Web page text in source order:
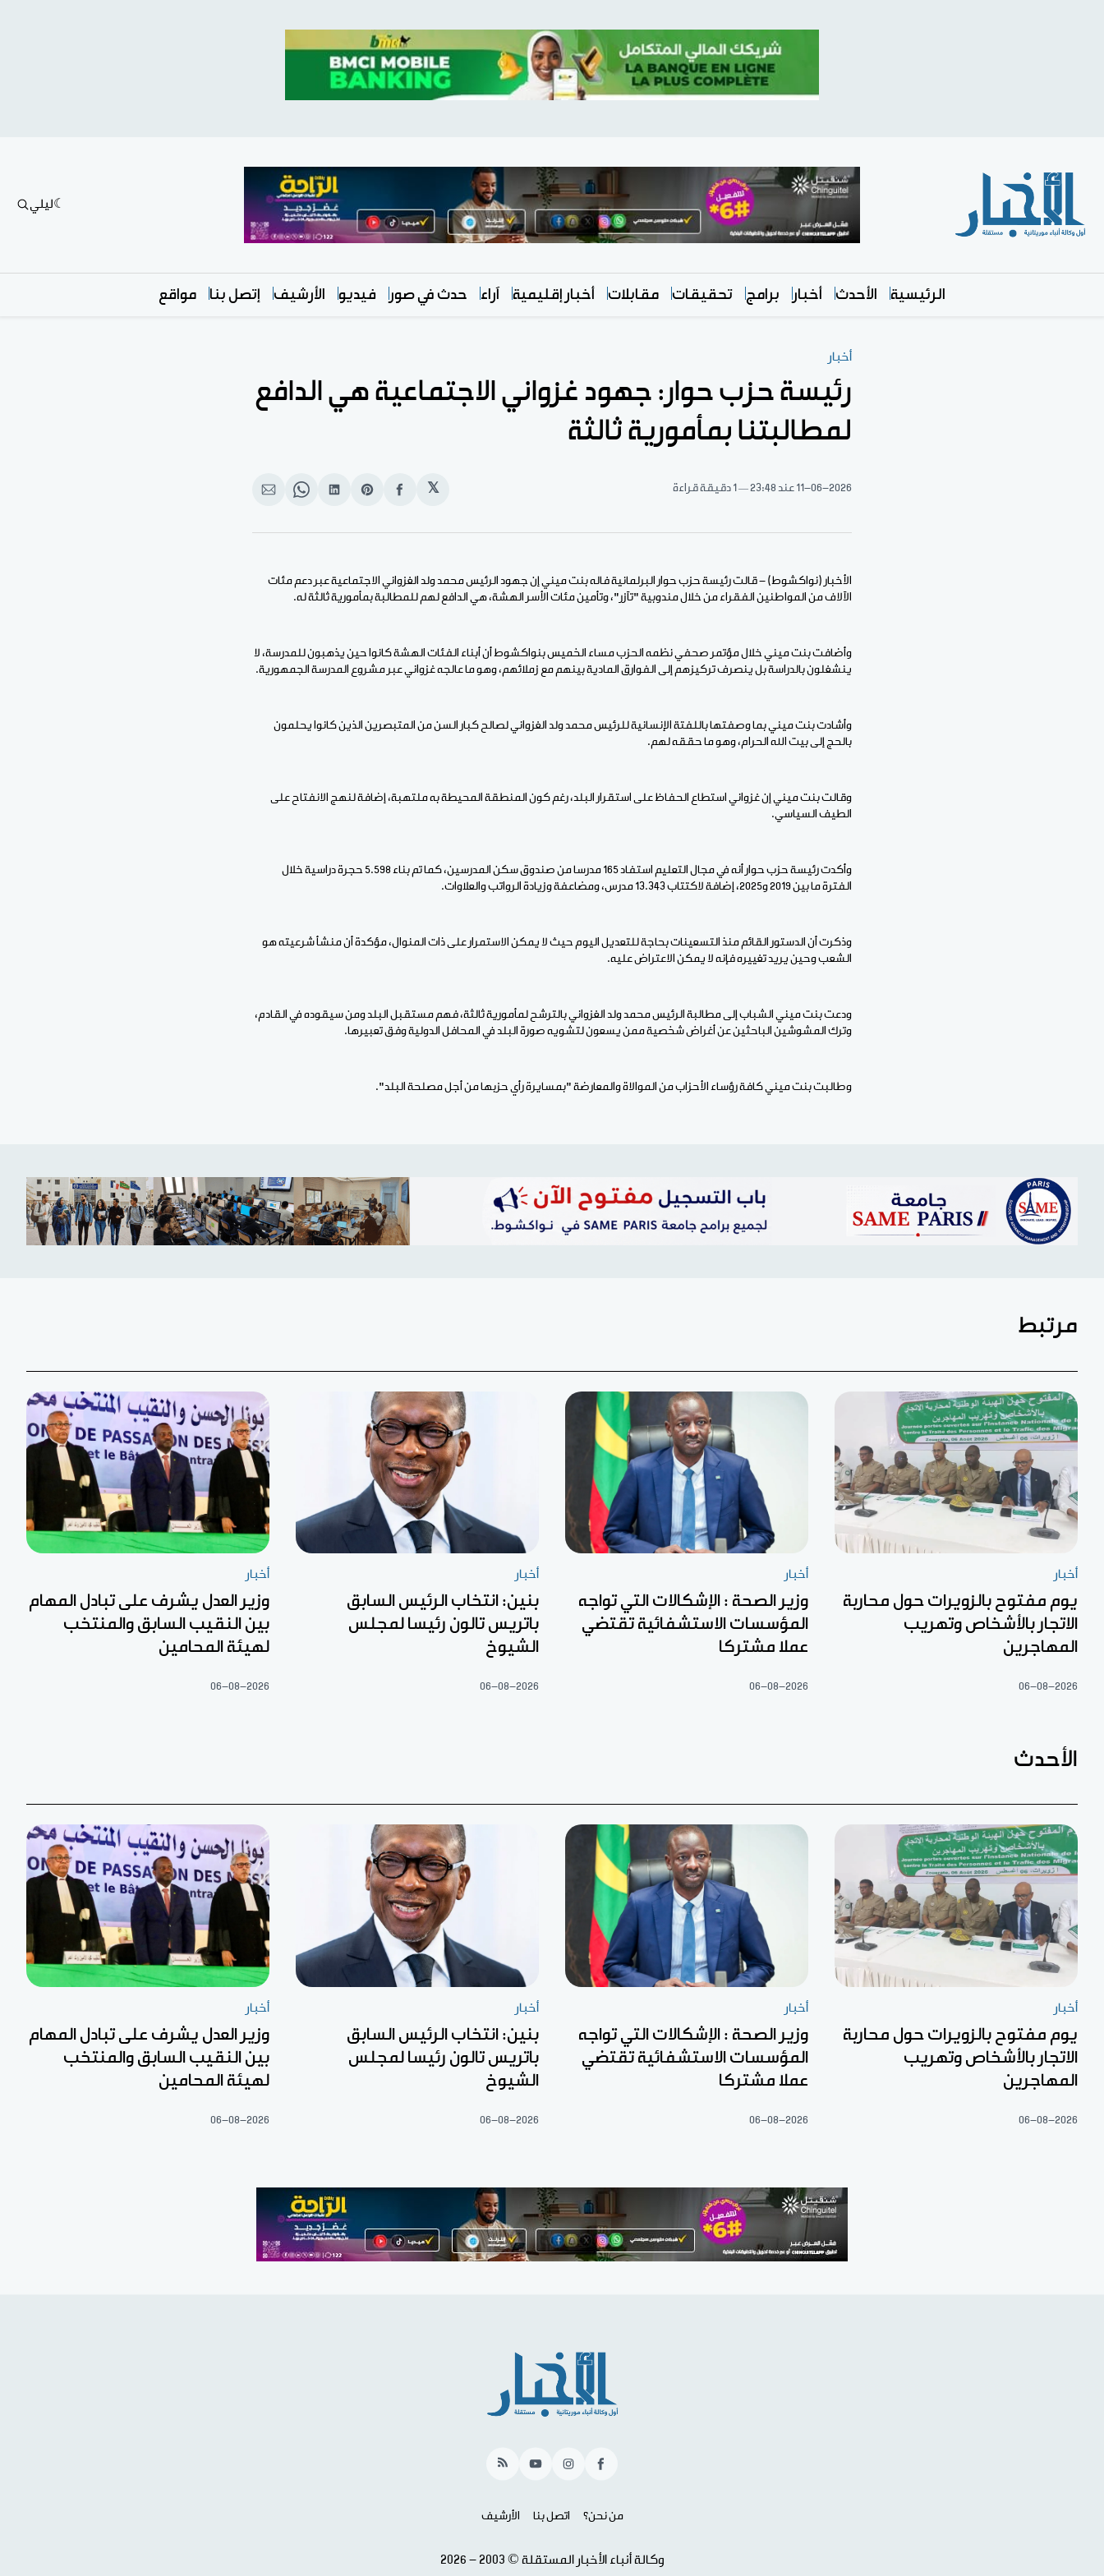
ليلي
الرئيسية الأحدث أخبار برامج تحقيقات مقابلات أخبار إقليمية آراء حدث في صور فيديو الأرشيف إتصل بنا مواقع
أخبار
رئيسة حزب حوار: جهود غزواني الاجتماعية هي الدافع
لمطالبتنا بمأمورية ثالثة
11-06-2026 عند 23:48 1 دقيقة قراءة 𝕏
انشر
الفيسبوك
Share
Pinterest
انشر
لينكد
Share
WhatsApp
انشر
الإيميل
الأخبار (نواكشوط) - قالت رئيسة حزب حوار البرلمانية فاله بنت ميني إن جهود الرئيس محمد ولد الغزواني الاجتماعية عبر دعم مئات
الآلاف من المواطنين الفقراء من خلال مندوبية "تآزر"، وتأمين مئات الأسر الهشة، هي الدافع لهم للمطالبة بمأمورية ثالثة له.
وأضافت بنت ميني خلال مؤتمر صحفي نظمه الحزب مساء الخميس بنواكشوط أن أبناء الفئات الهشة كانوا حين يذهبون للمدرسة، لا
ينشغلون بالدراسة بل ينصرف تركيزهم إلى الفوارق المادية بينهم مع زملائهم، وهو ما عالجه غزواني عبر مشروع المدرسة الجمهورية.
وأشادت بنت ميني بما وصفتها باللفتة الإنسانية للرئيس محمد ولد الغزواني لصالح كبار السن من المتبصرين الذين كانوا يحلمون
بالحج إلى بيت الله الحرام، وهو ما حققه لهم.
وقالت بنت ميني إن غزواني استطاع الحفاظ على استقرار البلد، رغم كون المنطقة المحيطة به ملتهبة، إضافة لنهج الانفتاح على
الطيف السياسي.
وأكدت رئيسة حزب حوار أنه في مجال التعليم استفاد 165 مدرسا من صندوق سكن المدرسين، كما تم بناء 5.598 حجرة دراسية خلال
الفترة ما بين 2019 و2025، إضافة لاكتتاب 13.343 مدرس، ومضاعفة وزيادة الرواتب والعلاوات.
وذكرت أن الدستور القائم منذ التسعينات بحاجة للتعديل اليوم حيث لا يمكن الاستمرار على ذات المنوال، مؤكدة أن منشأ شرعيته هو
الشعب وحين يريد تغييره فإنه لا يمكن الاعتراض عليه.
ودعت بنت ميني الشباب إلى مطالبة الرئيس محمد ولد الغزواني بالترشح لمأمورية ثالثة، فهم مستقبل البلد ومن سيقوده في القادم،
وترك المشوشين الباحثين عن أغراض شخصية ممن يسعون لتشويه صورة البلد في المحافل الدولية وفق تعبيرها.
وطالبت بنت ميني كافة رؤساء الأحزاب من الموالاة والمعارضة "بمسايرة رأي حزبها من أجل مصلحة البلد".
مرتبط
أخبار
يوم مفتوح بالزويرات حول محاربة
الاتجار بالأشخاص وتهريب
المهاجرين
06-08-2026
أخبار
وزير الصحة : الإشكالات التي تواجه
المؤسسات الاستشفائية تقتضي
عملا مشتركا
06-08-2026
أخبار
بنين: انتخاب الرئيس السابق
باتريس تالون رئيسا لمجلس
الشيوخ
06-08-2026
أخبار
وزير العدل يشرف على تبادل المهام
بين النقيب السابق والمنتخب
لهيئة المحامين
06-08-2026
الأحدث
أخبار
يوم مفتوح بالزويرات حول محاربة
الاتجار بالأشخاص وتهريب
المهاجرين
06-08-2026
أخبار
وزير الصحة : الإشكالات التي تواجه
المؤسسات الاستشفائية تقتضي
عملا مشتركا
06-08-2026
أخبار
بنين: انتخاب الرئيس السابق
باتريس تالون رئيسا لمجلس
الشيوخ
06-08-2026
أخبار
وزير العدل يشرف على تبادل المهام
بين النقيب السابق والمنتخب
لهيئة المحامين
06-08-2026
Facebook
Instagram
YouTube
RSS
من نحن؟ اتصل بنا الأرشيف
وكالة أنباء الأخبار المستقلة © 2003 - 2026